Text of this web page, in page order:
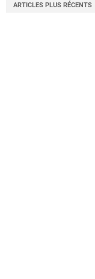
ARTICLES PLUS RÉCENTS